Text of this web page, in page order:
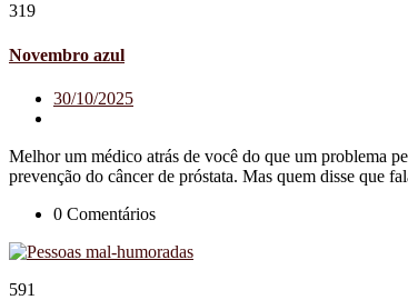
319
Novembro azul
30/10/2025
Melhor um médico atrás de você do que um problema
prevenção do câncer de próstata. Mas quem disse que
0 Comentários
591